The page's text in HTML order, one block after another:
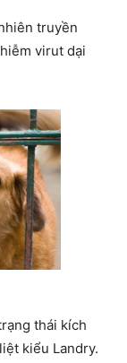
truyền
virut dại
thái kích
kiểu Landry.